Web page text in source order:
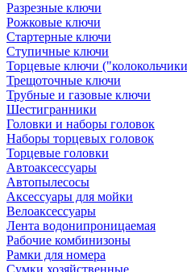
Разрезные ключи
Рожковые ключи
Стартерные ключи
Ступичные ключи
Торцевые ключи
Трещоточные ключи
Трубные и газовые ключи
Шестигранники
Головки и наборы головок
Наборы торцевых головок
Торцевые головки
Автоаксессуары
Автопылесосы
Аксессуары для мойки
Велоаксессуары
Лента водонипроницаемая
Рабочие комбинизоны
Рамки для номера
Сумки хозяйственные